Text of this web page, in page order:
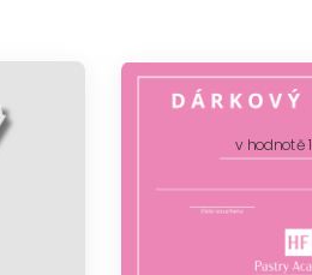
v hodnotě
Dárkové poukazy